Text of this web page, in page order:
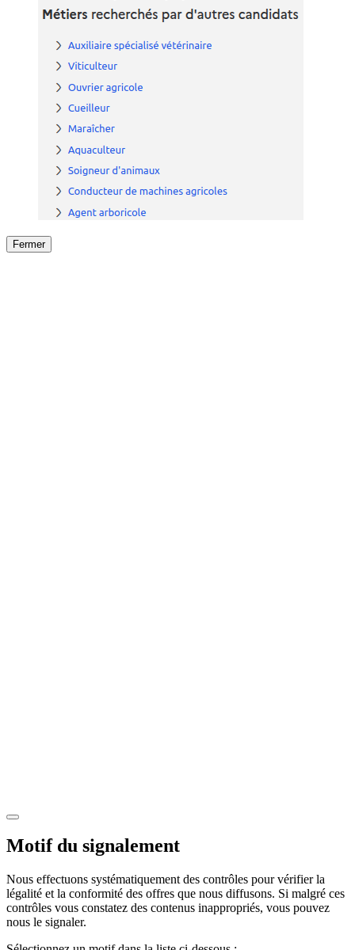
Fermer
Motif du signalement
Nous effectuons systématiquement des contrôles pour vérifier la
légalité et la conformité des offres que nous diffusons. Si malgré ces
contrôles vous constatez des contenus inappropriés, vous pouvez
nous le signaler.